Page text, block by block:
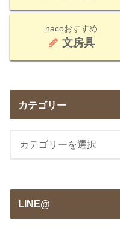
nacoおすすめ
文房具
カテゴリー
LINE@